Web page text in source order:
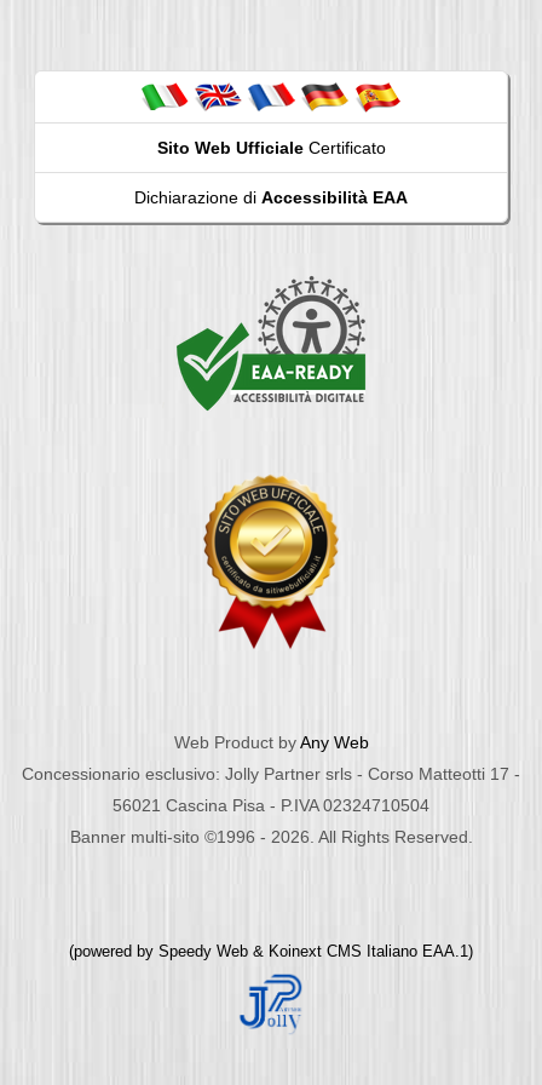
Sito Web UfficialeCertificato
Dichiarazione di Accessibilità EAA
Web Product byAny Web
Concessionario esclusivo: Jolly Partner srls - Corso Matteotti 17 -
56021 Cascina Pisa - P.IVA 02324710504
Banner multi-sito ©1996 - 2026. All Rights Reserved.
(powered by Speedy Web & Koinext CMS Italiano EAA.1)